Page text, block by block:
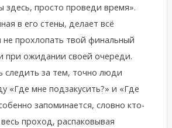
здесь, просто проведи время».
в его стены, делает всё
прохлопать твой финальный
при ожидании своей очереди.
за тем, точно люди
«Где мне подзакусить?» и «Где
запоминается, словно кто-
проход, распаковывая